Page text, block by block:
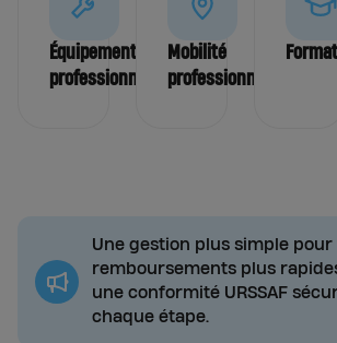
Équipements
professionnels
Mobilité
professionnelle
Une gestion plus simple pour
remboursements plus
une conformité URSSAF
chaque étape.